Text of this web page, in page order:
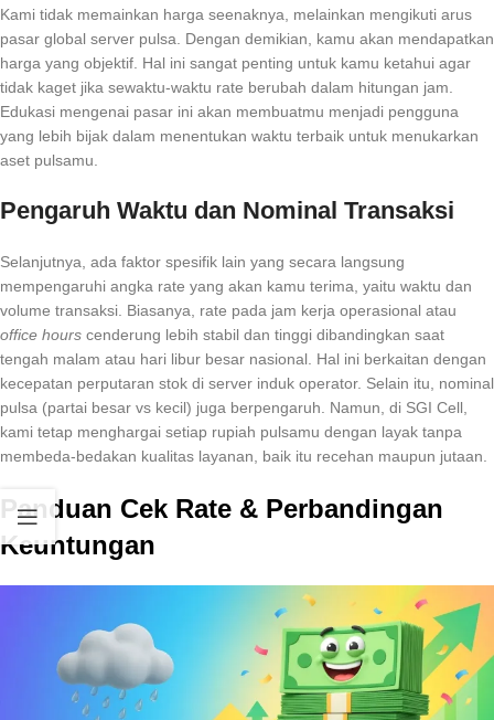
Kami tidak memainkan harga seenaknya, melainkan mengikuti arus
pasar global server pulsa. Dengan demikian, kamu akan mendapatkan
harga yang objektif. Hal ini sangat penting untuk kamu ketahui agar
tidak kaget jika sewaktu-waktu rate berubah dalam hitungan jam.
Edukasi mengenai pasar ini akan membuatmu menjadi pengguna
yang lebih bijak dalam menentukan waktu terbaik untuk menukarkan
aset pulsamu.
Pengaruh Waktu dan Nominal Transaksi
Selanjutnya, ada faktor spesifik lain yang secara langsung
mempengaruhi angka rate yang akan kamu terima, yaitu waktu dan
volume transaksi. Biasanya, rate pada jam kerja operasional atau
office hours cenderung lebih stabil dan tinggi dibandingkan saat
tengah malam atau hari libur besar nasional. Hal ini berkaitan dengan
kecepatan perputaran stok di server induk operator. Selain itu, nominal
pulsa (partai besar vs kecil) juga berpengaruh. Namun, di SGI Cell,
kami tetap menghargai setiap rupiah pulsamu dengan layak tanpa
membeda-bedakan kualitas layanan, baik itu recehan maupun jutaan.
Panduan Cek Rate & Perbandingan
Keuntungan